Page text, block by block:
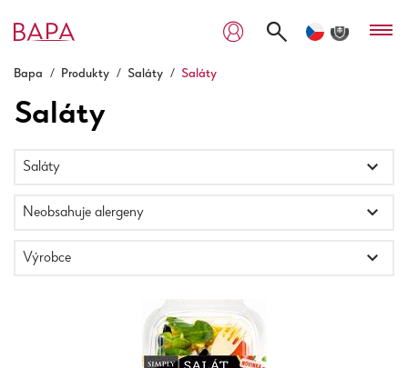
Bapa / Produkty / Saláty / Saláty
Saláty
Saláty
Neobsahuje alergeny
Výrobce